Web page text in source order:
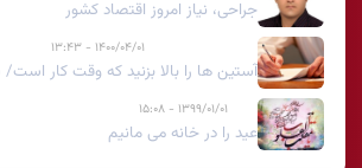
جراحی، نیاز امروز اقتصاد کشور
۱۴۰۰/۰۴/۰۱ - ۱۳:۴۳
آستین ها را بالا بزنید که وقت کار
۱۳۹۹/۰۱/۰۱ - ۱۵:۰۸
عید را در خانه می مانیم